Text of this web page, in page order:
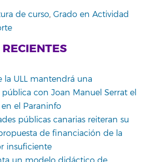
de curso, Grado en Actividad
la ULL mantendrá una
con Joan Manuel Serrat el
el Paraninfo
públicas canarias reiteran su
de financiación de la
insuficiente